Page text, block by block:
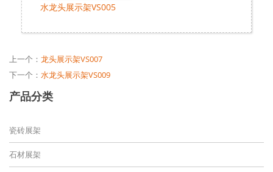
水龙头展示架VS005
上一个： 龙头展示架VS007
下一个： 水龙头展示架VS009
产品分类
瓷砖展架
石材展架